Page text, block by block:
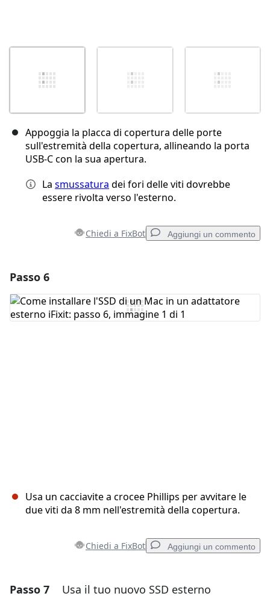
Appoggia la placca di copertura delle porte
sull'estremità della copertura, allineando la porta
USB-C con la sua apertura.
La smussatura dei fori delle viti dovrebbe
essere rivolta verso l'esterno.
Chiedi a FixBot Aggiungi un commento
Aggiungi Commento
Passo 6
Usa un cacciavite a crocee Phillips per avvitare le
due viti da 8 mm nell'estremità della copertura.
Chiedi a FixBot Aggiungi un commento
Aggiungi un commento
Passo 7 Usa il tuo nuovo SSD esterno